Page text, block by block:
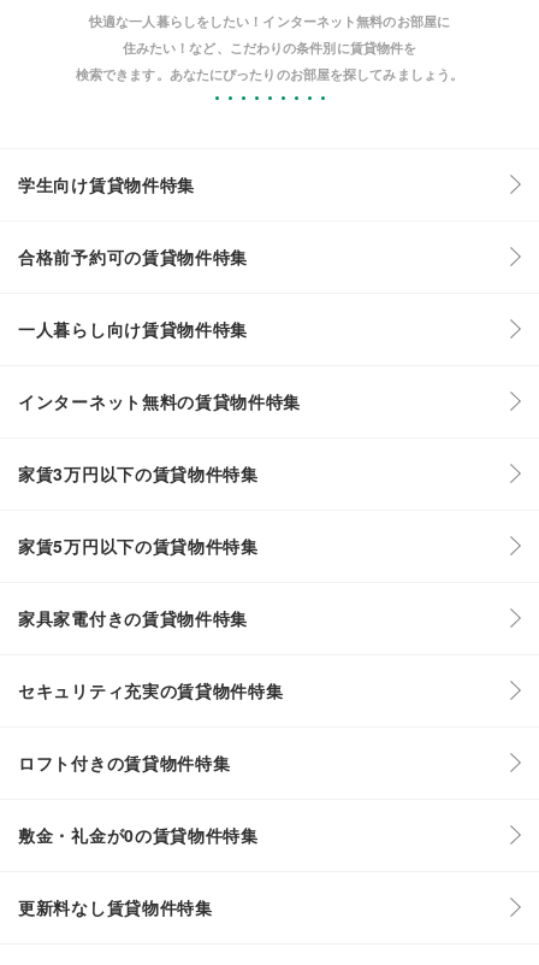
快適な一人暮らしをしたい！インターネット無料のお部屋に
住みたい！など、こだわりの条件別に賃貸物件を
検索できます。あなたにぴったりのお部屋を探してみましょう。
学生向け賃貸物件特集
合格前予約可の賃貸物件特集
一人暮らし向け賃貸物件特集
インターネット無料の賃貸物件特集
家賃3万円以下の賃貸物件特集
家賃5万円以下の賃貸物件特集
家具家電付きの賃貸物件特集
セキュリティ充実の賃貸物件特集
ロフト付きの賃貸物件特集
敷金・礼金が0の賃貸物件特集
更新料なし賃貸物件特集